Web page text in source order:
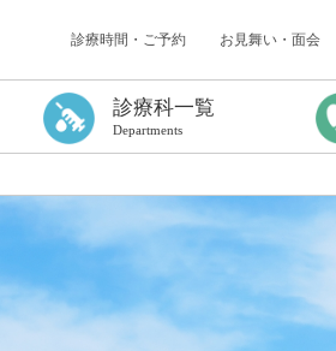
診療時間・ご予約 お見舞い・面会
診療科一覧
Departments